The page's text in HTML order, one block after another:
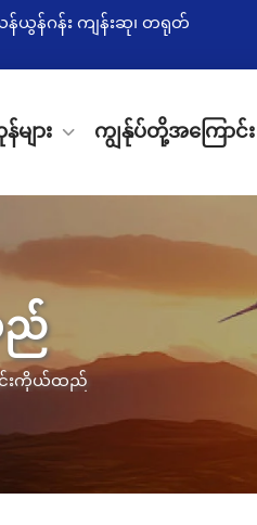
န်ယွန်ဂန်း ကျန်းဆု၊ တရုတ်
ျား ကျွန်ုပ်တို့အကြောင်း
ည်
င်းကိုယ်ထည်